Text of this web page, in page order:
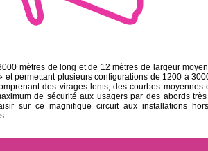
mètres de long et de 12 mètres de largeur
et permettant plusieurs configurations de 1200 à
des virages lents, des courbes moyennes
de sécurité aux usagers par des abords
sur ce magnifique circuit aux installations